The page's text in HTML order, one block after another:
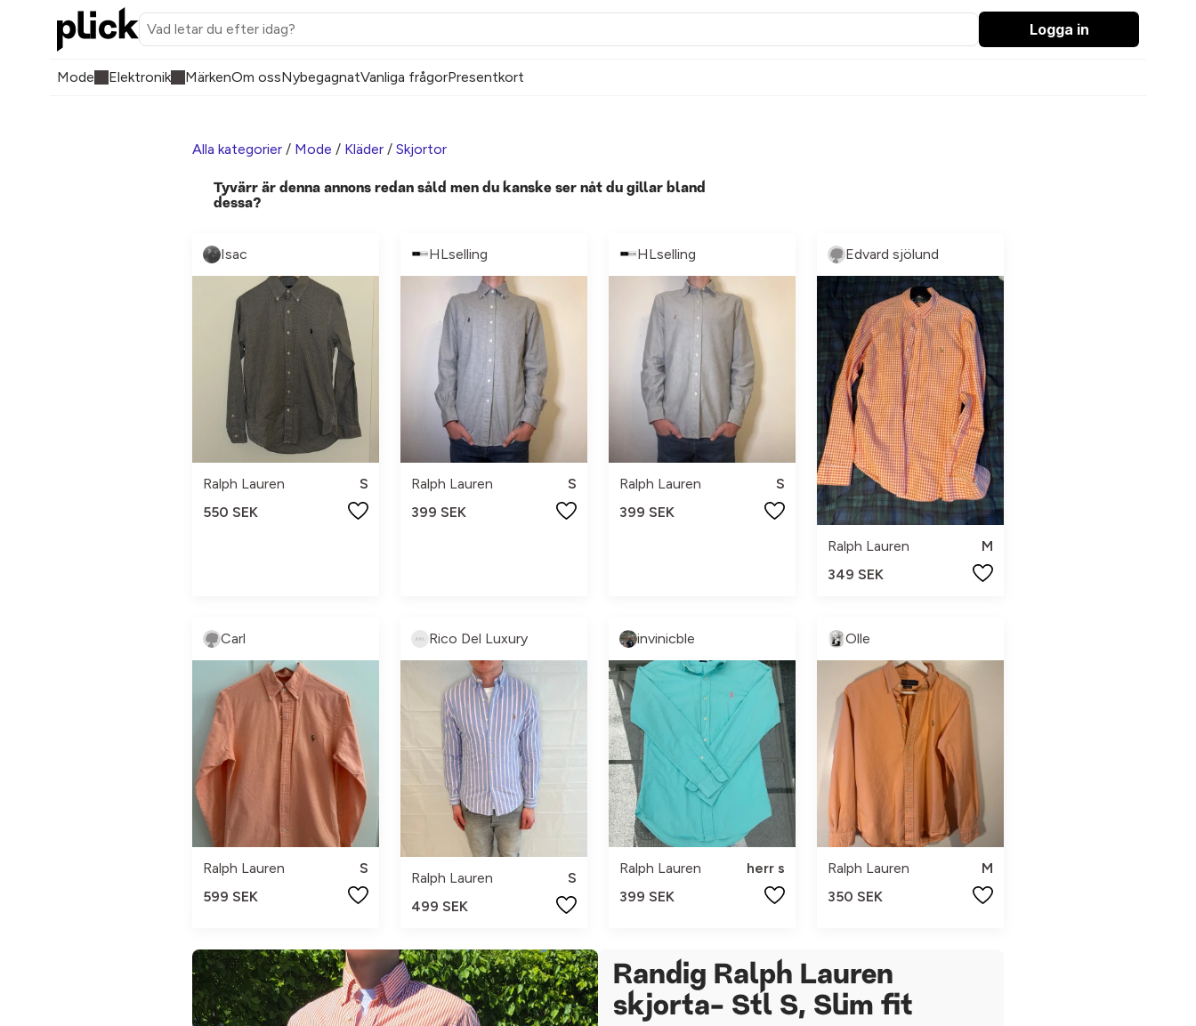
Logga in
Mode Elektronik MärkenOm ossNybegagnatVanliga frågorPresentkort
Alla kategorier / Mode / Kläder / Skjortor
Tyvärr är denna annons redan såld men du kanske ser nåt du gillar bland
dessa?
Isac
Ralph Lauren
S
550 SEK
HLselling
Ralph Lauren
S
399 SEK
HLselling
Ralph Lauren
S
399 SEK
Edvard sjölund
Ralph Lauren
M
349 SEK
Carl
Ralph Lauren
S
599 SEK
Rico Del Luxury
Ralph Lauren
S
499 SEK
invinicble
Ralph Lauren
herr s
399 SEK
Olle
Ralph Lauren
M
350 SEK
Randig Ralph Lauren
skjorta- Stl S, Slim fit